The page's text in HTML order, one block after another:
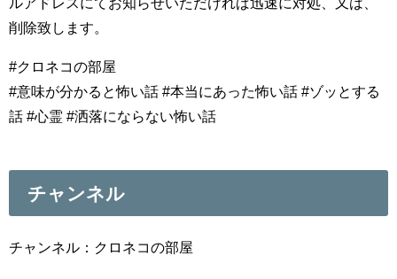
削除致します。
#クロネコの部屋
#意味が分かると怖い話 #本当にあった怖い話 #ゾッとする
話 #心霊 #洒落にならない怖い話
チャンネル
チャンネル：クロネコの部屋